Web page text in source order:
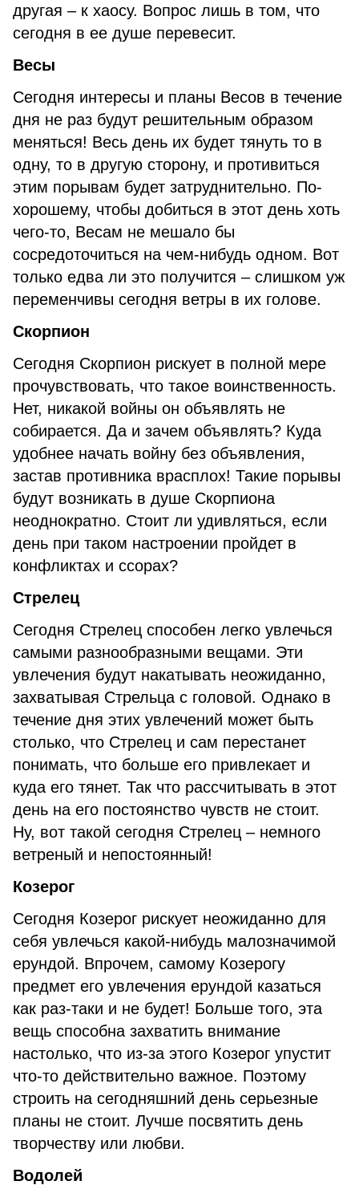
другая – к хаосу. Вопрос лишь в том, что
сегодня в ее душе перевесит.
Весы
Сегодня интересы и планы Весов в течение
дня не раз будут решительным образом
меняться! Весь день их будет тянуть то в
одну, то в другую сторону, и противиться
этим порывам будет затруднительно. По-
хорошему, чтобы добиться в этот день хоть
чего-то, Весам не мешало бы
сосредоточиться на чем-нибудь одном. Вот
только едва ли это получится – слишком уж
переменчивы сегодня ветры в их голове.
Скорпион
Сегодня Скорпион рискует в полной мере
прочувствовать, что такое воинственность.
Нет, никакой войны он объявлять не
собирается. Да и зачем объявлять? Куда
удобнее начать войну без объявления,
застав противника врасплох! Такие порывы
будут возникать в душе Скорпиона
неоднократно. Стоит ли удивляться, если
день при таком настроении пройдет в
конфликтах и ссорах?
Стрелец
Сегодня Стрелец способен легко увлечься
самыми разнообразными вещами. Эти
увлечения будут накатывать неожиданно,
захватывая Стрельца с головой. Однако в
течение дня этих увлечений может быть
столько, что Стрелец и сам перестанет
понимать, что больше его привлекает и
куда его тянет. Так что рассчитывать в этот
день на его постоянство чувств не стоит.
Ну, вот такой сегодня Стрелец – немного
ветреный и непостоянный!
Козерог
Сегодня Козерог рискует неожиданно для
себя увлечься какой-нибудь малозначимой
ерундой. Впрочем, самому Козерогу
предмет его увлечения ерундой казаться
как раз-таки и не будет! Больше того, эта
вещь способна захватить внимание
настолько, что из-за этого Козерог упустит
что-то действительно важное. Поэтому
строить на сегодняшний день серьезные
планы не стоит. Лучше посвятить день
творчеству или любви.
Водолей